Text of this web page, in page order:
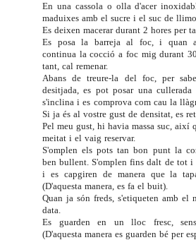
En una cassola o olla d'acer
maduixes amb el sucre i el suc de
Es deixen macerar durant 2 hores per
Es posa la barreja al foc, i quan
continua la cocció a foc mig durant
tant, cal remenar.
Abans de treure-la del foc, per
desitjada, es pot posar una
s'inclina i es comprova com cau la
Si ja és al vostre gust de densitat, es
Pel meu gust, hi havia massa suc, així
meitat i el vaig reservar.
S'omplen els pots tan bon punt la
ben bullent. S'omplen fins dalt de tot i
i es capgiren de manera que la
(D'aquesta manera, es fa el buit).
Quan ja són freds, s'etiqueten amb
data.
Es guarden en un lloc fresc,
(D'aquesta manera es guarden bé per